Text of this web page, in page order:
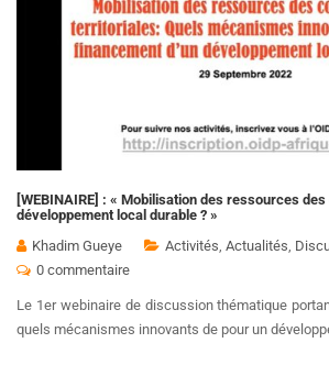
[WEBINAIRE] : « Mobilisation des ressources
développement local durable ? »
Khadim Gueye
Activités, Actualités,
0 commentaire
Le 1er webinaire de discussion thématique
quels mécanismes innovants de pour un